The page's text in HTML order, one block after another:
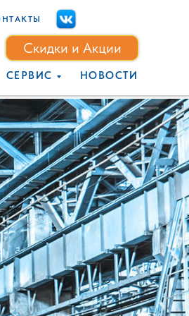
СЕРВИС НОВОСТИ
Скидки и Акции
СЕРВИС НОВОСТИ
Скидки и Акции